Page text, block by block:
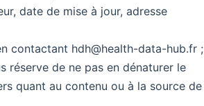
date de mise à jour, adresse
contactant hdh@health-data-hub.fr ;
réserve de ne pas en dénaturer le
quant au contenu ou à la source de